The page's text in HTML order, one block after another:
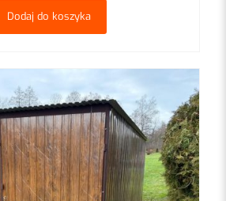
Dodaj do koszyka